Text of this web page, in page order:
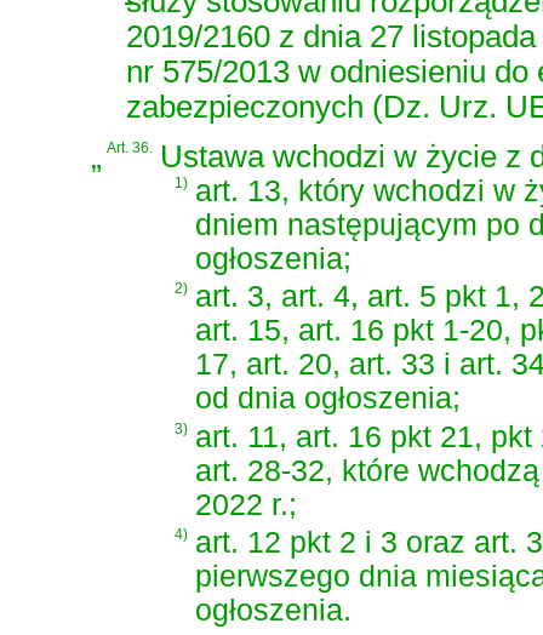
2019/2160 z dnia 27
nr 575/2013 w odniesieniu
zabezpieczonych (Dz. Urz.
„Art. 36. Ustawa wchodzi w życie z
1) art. 13, który wchodzi w
dniem następującym po
ogłoszenia;
2) art. 3, art. 4, art. 5 pkt 1,
art. 15, art. 16 pkt 1-20,
17, art. 20, art. 33 i art.
od dnia ogłoszenia;
3) art. 11, art. 16 pkt 21,
art. 28-32, które
2022 r.;
4) art. 12 pkt 2 i 3 oraz art.
pierwszego dnia
ogłoszenia.